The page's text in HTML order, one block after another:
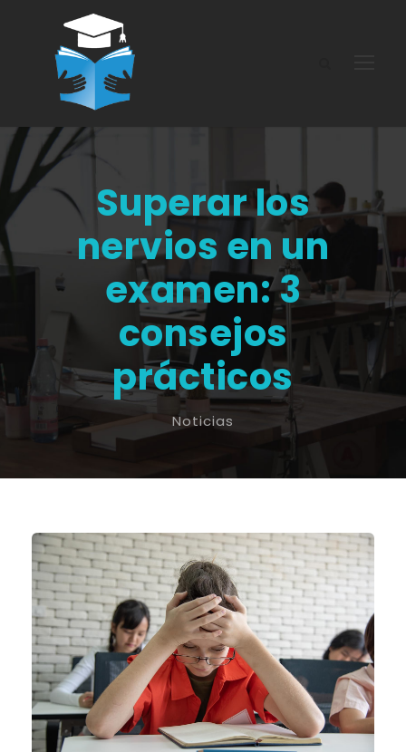
Superar los
nervios en un
examen: 3
consejos
prácticos
Noticias